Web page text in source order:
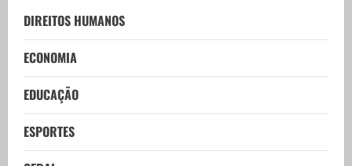
DIREITOS HUMANOS
ECONOMIA
EDUCAÇÃO
ESPORTES